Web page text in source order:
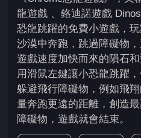
龍遊戲 、鉻迪諾遊戲
恐龍跳躍的免費小遊戲，
沙漠中奔跑，跳過障礙物
遊戲速度加快而來的隕石
用滑鼠左鍵讓小恐龍跳躍
躲避飛行障礙物，例如飛
量奔跑更遠的距離，創造
障礙物，遊戲就會結束。